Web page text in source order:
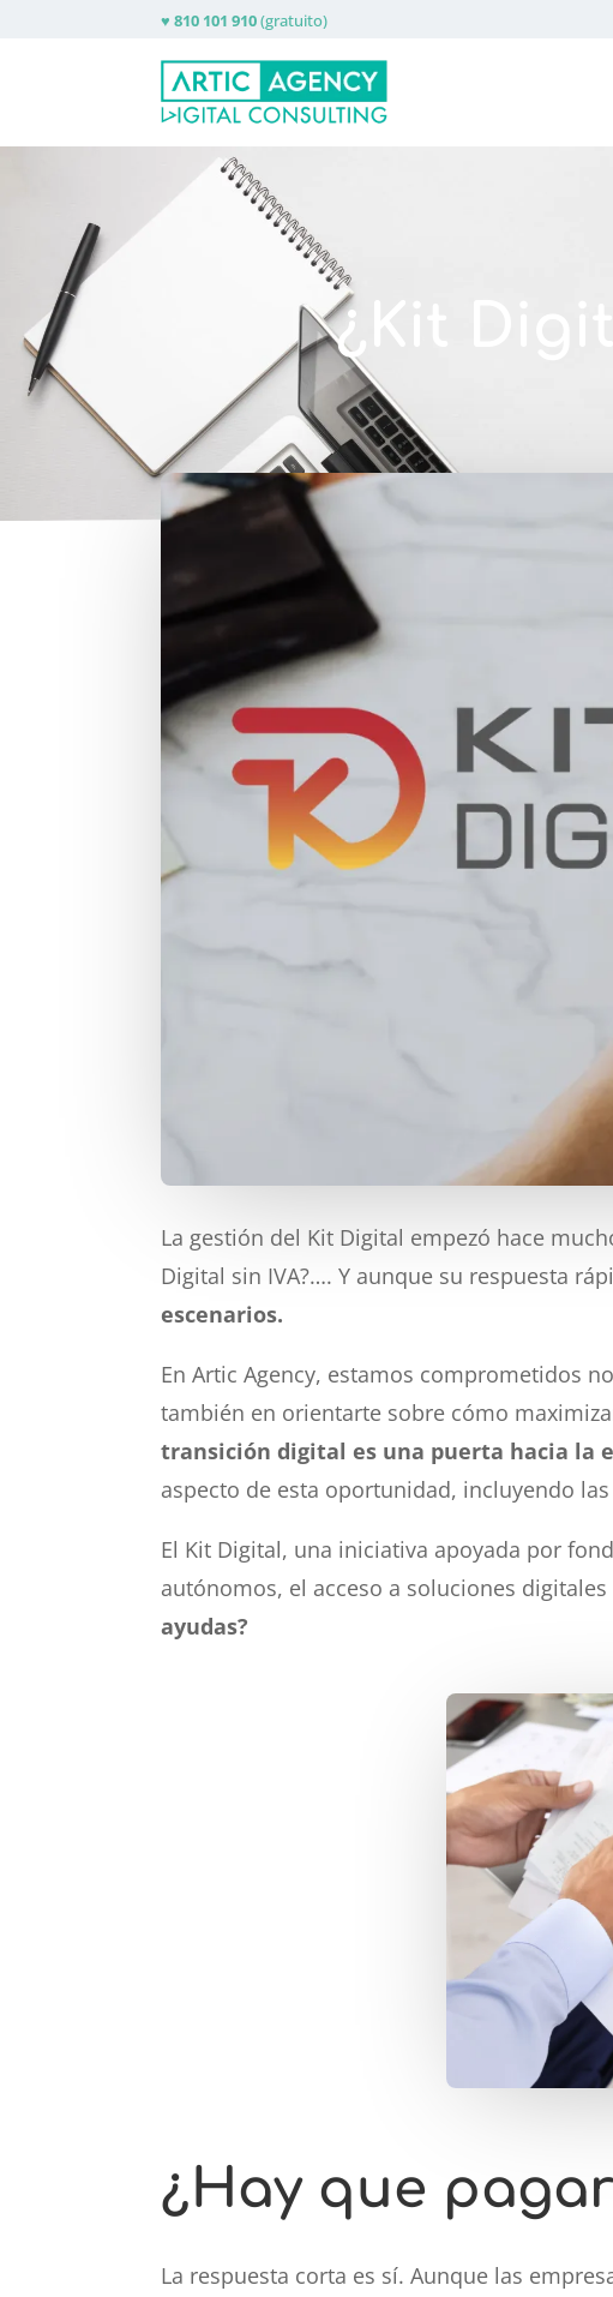
♥810 101 910(gratuito)
¿Kit
La gestión del Kit Digital empezó hace
Digital sin IVA?…. Y aunque su respuesta
escenarios.
En Artic Agency, estamos comprometidos
también en orientarte sobre cómo
transición digital es una puerta hacia la
aspecto de esta oportunidad, incluyendo
El Kit Digital, una iniciativa apoyada por
autónomos, el acceso a soluciones
ayudas?
¿Hay que
La respuesta corta es sí. Aunque las